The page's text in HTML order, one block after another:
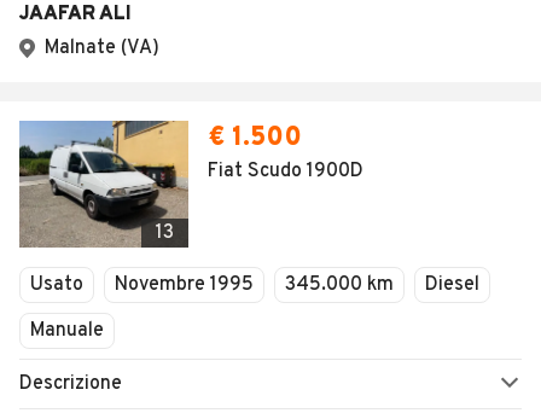
JAAFAR ALI
Malnate (VA)
13
€ 1.500
Fiat Scudo 1900D
Usato Novembre 1995 345.000 km
Diesel
Manuale
Descrizione